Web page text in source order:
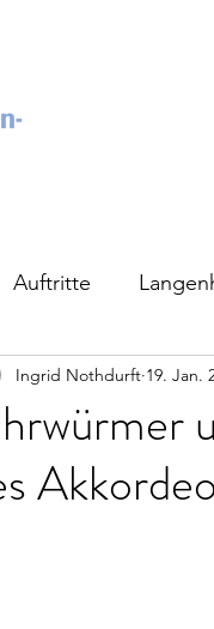
Auftritte
Ingrid Nothdurft 19. Jan.